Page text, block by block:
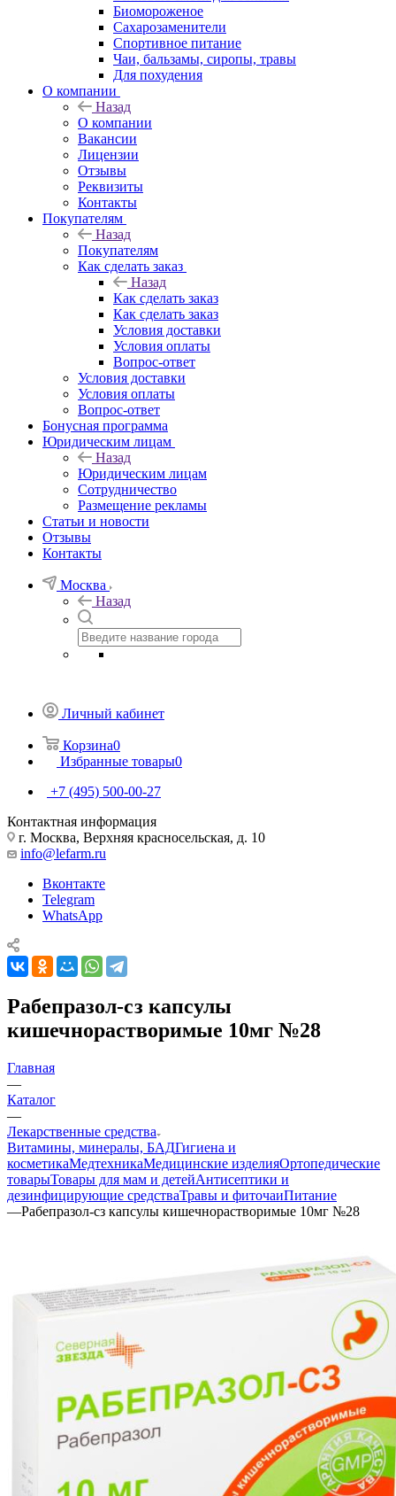
Биомороженое
Сахарозаменители
Спортивное питание
Чаи, бальзамы, сиропы, травы
Для похудения
О компании
Назад
О компании
Вакансии
Лицензии
Отзывы
Реквизиты
Контакты
Покупателям
Назад
Покупателям
Как сделать заказ
Назад
Как сделать заказ
Как сделать заказ
Условия доставки
Условия оплаты
Вопрос-ответ
Условия доставки
Условия оплаты
Вопрос-ответ
Бонусная программа
Юридическим лицам
Назад
Юридическим лицам
Сотрудничество
Размещение рекламы
Статьи и новости
Отзывы
Контакты
Москва
Назад
Личный кабинет
Корзина0
Избранные товары0
+7 (495) 500-00-27
Контактная информация
г. Москва, Верхняя красносельская, д. 10
info@lefarm.ru
Вконтакте
Telegram
WhatsApp
Рабепразол-сз капсулы
кишечнорастворимые 10мг №28
Главная
—
Каталог
—
Лекарственные средства
Витамины, минералы, БАДГигиена и
косметикаМедтехникаМедицинские изделияОртопедические
товарыТовары для мам и детейАнтисептики и
дезинфицирующие средстваТравы и фиточаиПитание
—Рабепразол-сз капсулы кишечнорастворимые 10мг №28